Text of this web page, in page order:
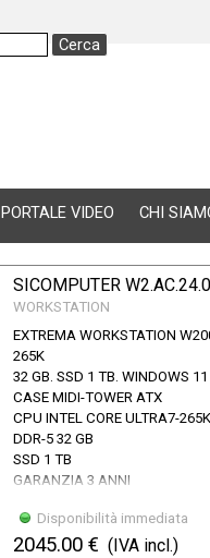
Cerca
PORTALE VIDEO ▼
CHI
SICOMPUTER
WORKSTATION
EXTREMA WORKSTATION
265K
32 GB. SSD 1 TB. WINDOWS 11
CASE MIDI-TOWER ATX
CPU INTEL CORE ULTRA7-
DDR-5 32 GB
SSD 1 TB
GARANZIA 3 ANNI
Disponibilità immediata
2045.00 € (IVA incl.)